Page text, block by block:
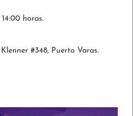
horas.
#348, Puerto Varas.